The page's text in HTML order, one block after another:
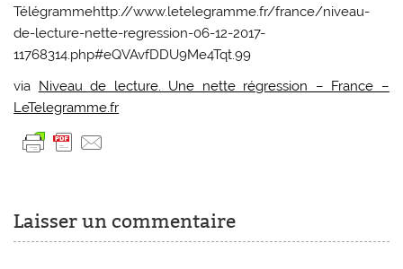
Télégrammehttp://www.letelegramme.fr/france/niveau-
de-lecture-nette-regression-06-12-2017-
11768314.php#eQVAvfDDU9Me4Tqt.99
via Niveau de lecture. Une nette régression – France –
LeTelegramme.fr
Laisser un commentaire